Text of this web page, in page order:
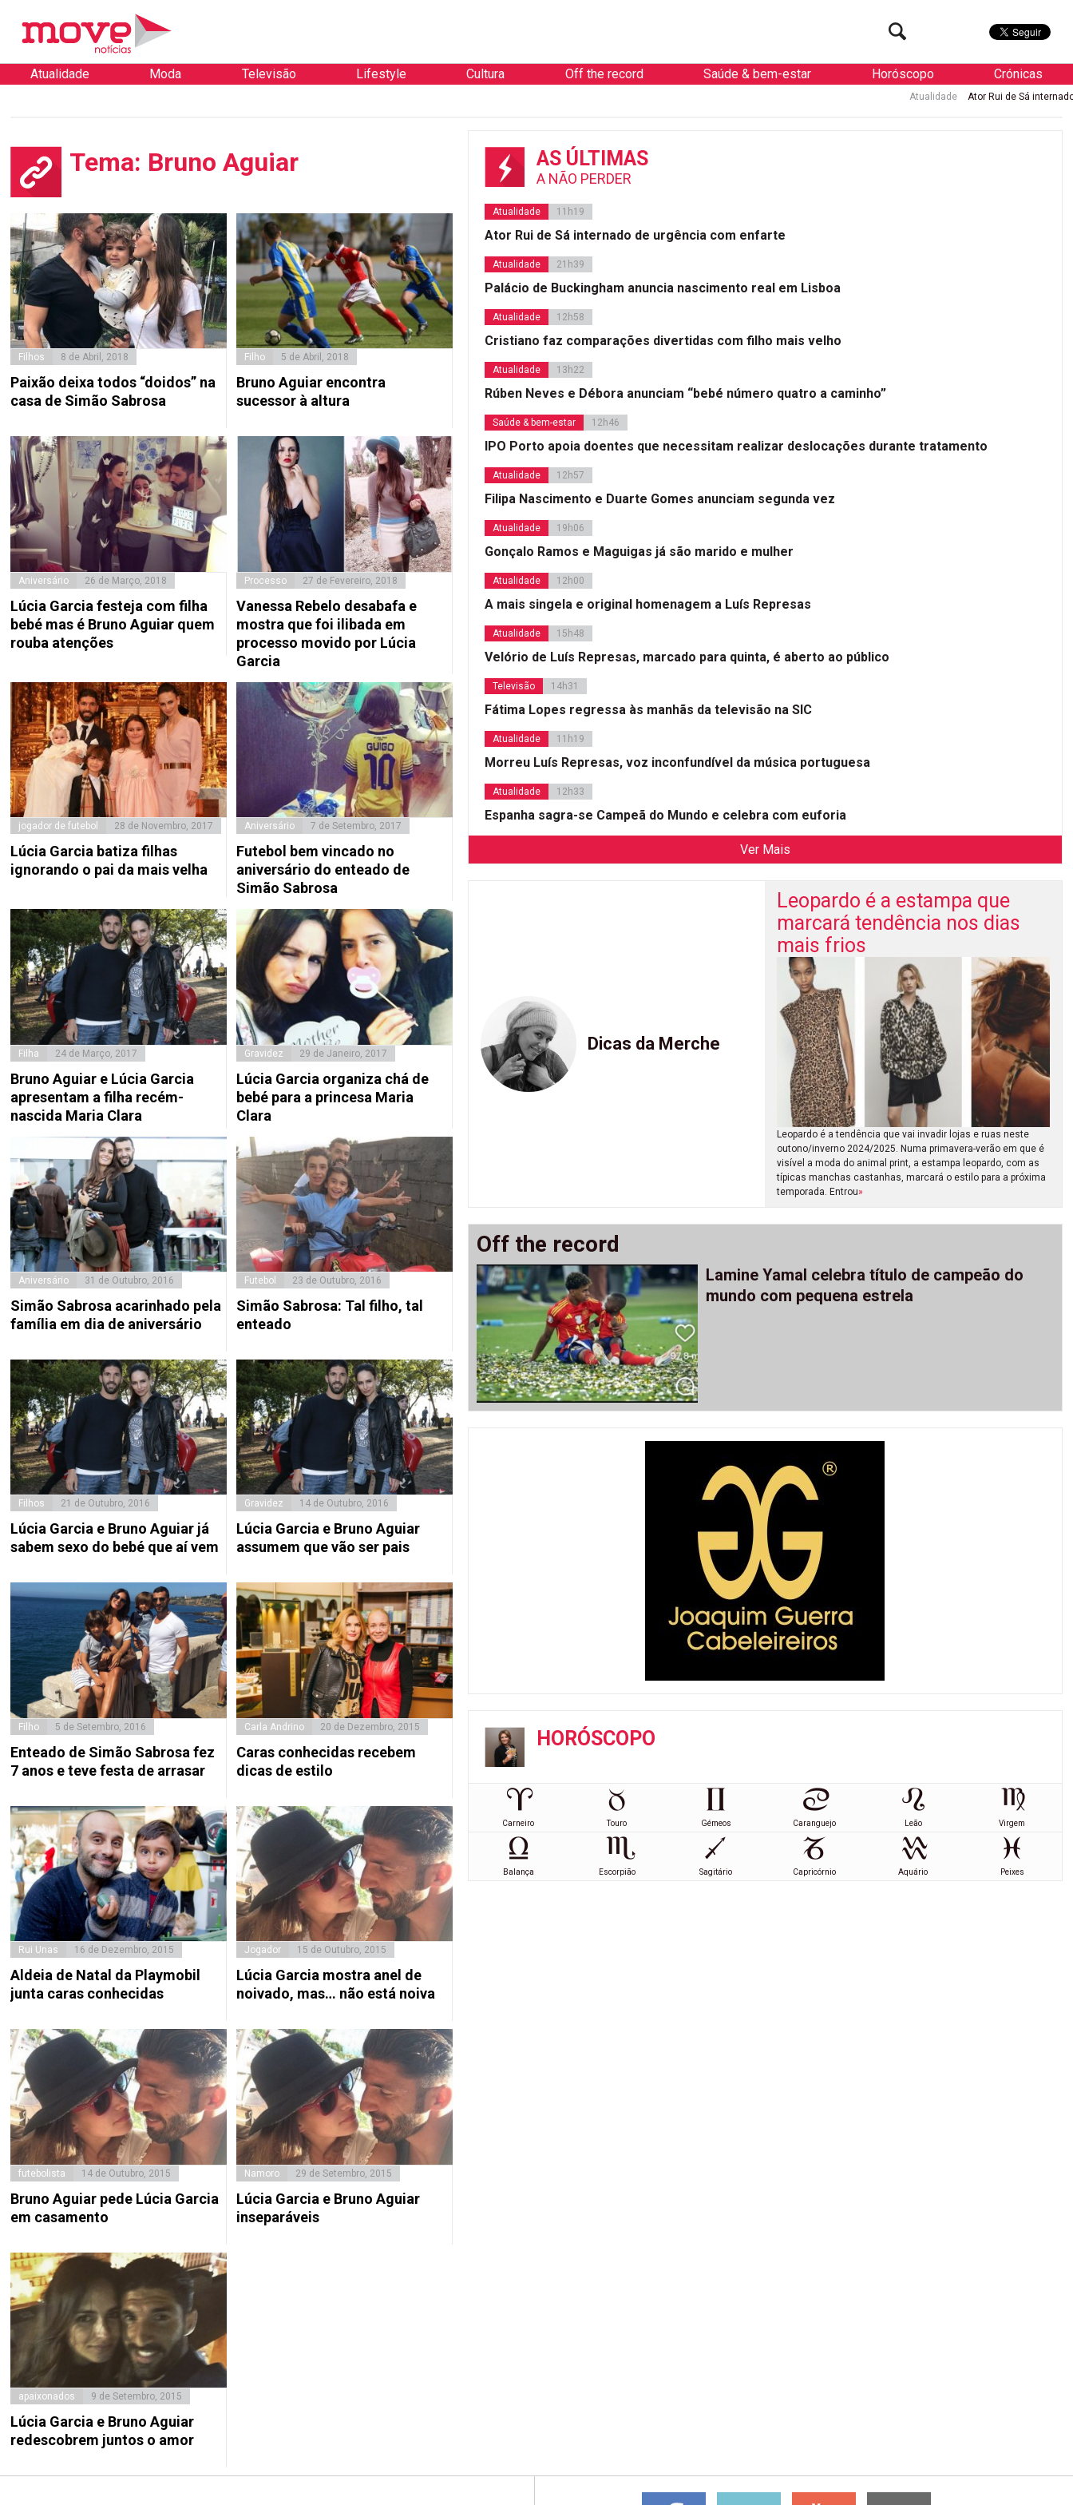
Atualidade Moda Televisão Lifestyle Cultura Off the record Saúde & bem-estar Horóscopo Crónicas
Ator Rui de Sá internado de urgência
Tema: Bruno Aguiar
Filhos 8 de Abril, 2018
Paixão deixa todos “doidos” na
casa de Simão Sabrosa
Filho 5 de Abril, 2018
Bruno Aguiar encontra
sucessor à altura
Aniversário 26 de Março, 2018
Lúcia Garcia festeja com filha
bebé mas é Bruno Aguiar quem
rouba atenções
Processo 27 de Fevereiro, 2018
Vanessa Rebelo desabafa e
mostra que foi ilibada em
processo movido por Lúcia
Garcia
jogador de futebol 28 de Novembro, 2017
Lúcia Garcia batiza filhas
ignorando o pai da mais velha
Aniversário 7 de Setembro, 2017
Futebol bem vincado no
aniversário do enteado de
Simão Sabrosa
Filha 24 de Março, 2017
Bruno Aguiar e Lúcia Garcia
apresentam a filha recém-
nascida Maria Clara
Gravidez 29 de Janeiro, 2017
Lúcia Garcia organiza chá de
bebé para a princesa Maria
Clara
Aniversário 31 de Outubro, 2016
Simão Sabrosa acarinhado pela
família em dia de aniversário
Futebol 23 de Outubro, 2016
Simão Sabrosa: Tal filho, tal
enteado
Filhos 21 de Outubro, 2016
Lúcia Garcia e Bruno Aguiar já
sabem sexo do bebé que aí vem
Gravidez 14 de Outubro, 2016
Lúcia Garcia e Bruno Aguiar
assumem que vão ser pais
Filho 5 de Setembro, 2016
Enteado de Simão Sabrosa fez
7 anos e teve festa de arrasar
Carla Andrino 20 de Dezembro, 2015
Caras conhecidas recebem
dicas de estilo
Rui Unas 16 de Dezembro, 2015
Aldeia de Natal da Playmobil
junta caras conhecidas
Jogador 15 de Outubro, 2015
Lúcia Garcia mostra anel de
noivado, mas… não está noiva
futebolista 14 de Outubro, 2015
Bruno Aguiar pede Lúcia Garcia
em casamento
Namoro 29 de Setembro, 2015
Lúcia Garcia e Bruno Aguiar
inseparáveis
apaixonados 9 de Setembro, 2015
Lúcia Garcia e Bruno Aguiar
redescobrem juntos o amor
AS ÚLTIMAS
A NÃO PERDER
Atualidade 11h19
Ator Rui de Sá internado de urgência com enfarte
Atualidade 21h39
Palácio de Buckingham anuncia nascimento real em Lisboa
Atualidade 12h58
Cristiano faz comparações divertidas com filho mais velho
Atualidade 13h22
Rúben Neves e Débora anunciam “bebé número quatro a caminho”
Saúde & bem-estar 12h46
IPO Porto apoia doentes que necessitam realizar deslocações durante tratamento
Atualidade 12h57
Filipa Nascimento e Duarte Gomes anunciam segunda vez
Atualidade 19h06
Gonçalo Ramos e Maguigas já são marido e mulher
Atualidade 12h00
A mais singela e original homenagem a Luís Represas
Atualidade 15h48
Velório de Luís Represas, marcado para quinta, é aberto ao público
Televisão 14h31
Fátima Lopes regressa às manhãs da televisão na SIC
Atualidade 11h19
Morreu Luís Represas, voz inconfundível da música portuguesa
Atualidade 12h33
Espanha sagra-se Campeã do Mundo e celebra com euforia
Ver Mais
Dicas da Merche
Leopardo é a estampa que
marcará tendência nos dias
mais frios
Leopardo é a tendência que vai invadir lojas e ruas neste
outono/inverno 2024/2025. Numa primavera-verão em que é
visível a moda do animal print, a estampa leopardo, com as
típicas manchas castanhas, marcará o estilo para a próxima
temporada. Entrou»
Off the record
Lamine Yamal celebra título de campeão do
mundo com pequena estrela
HORÓSCOPO
Carneiro Touro Gémeos Caranguejo Leão Virgem
Balança Escorpião Sagitário Capricórnio Aquário Peixes